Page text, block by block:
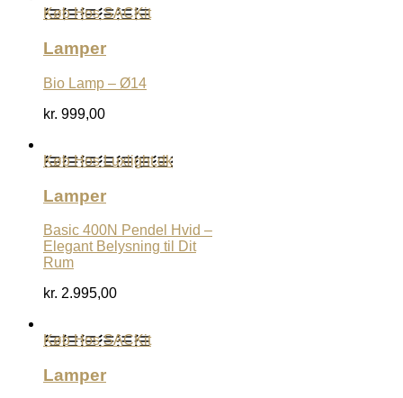
Køb Hos SACKit
Lamper
Bio Lamp – Ø14
kr. 999,00
Køb Hos Luxlight.dk
Lamper
Basic 400N Pendel Hvid –
Elegant Belysning til Dit
Rum
kr. 2.995,00
Køb Hos SACKit
Lamper